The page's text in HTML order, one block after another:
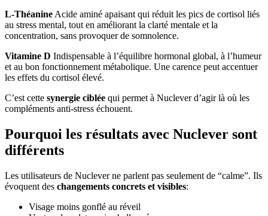
L-ThéanineAcide aminé apaisant qui réduit les pics de cortisol liés
au stress mental, tout en améliorant la clarté mentale et la
concentration, sans provoquer de somnolence.
Vitamine D Indispensable à l’équilibre hormonal global, à l’humeur
et au bon fonctionnement métabolique. Une carence peut accentuer
les effets du cortisol élevé.
C’est cette synergie ciblée qui permet à Nuclever d’agir là où les
compléments anti-stress échouent.
Pourquoi les résultats avec Nuclever sont
différents
Les utilisateurs de Nuclever ne parlent pas seulement de “calme”. Ils
évoquent des changements concrets et visibles:
Visage moins gonflé au réveil